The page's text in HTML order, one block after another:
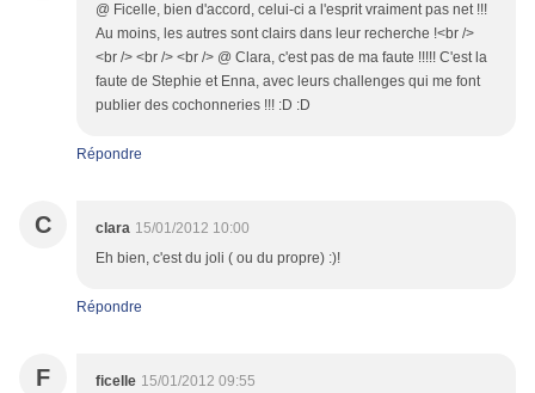
@ Ficelle, bien d'accord, celui-ci a l'esprit vraiment pas net !!!
Au moins, les autres sont clairs dans leur recherche !<br />
<br /> <br /> <br /> @ Clara, c'est pas de ma faute !!!!! C'est la
faute de Stephie et Enna, avec leurs challenges qui me font
publier des cochonneries !!! :D :D
Répondre
C clara 15/01/2012 10:00
Eh bien, c'est du joli ( ou du propre) :)!
Répondre
F ficelle 15/01/2012 09:55